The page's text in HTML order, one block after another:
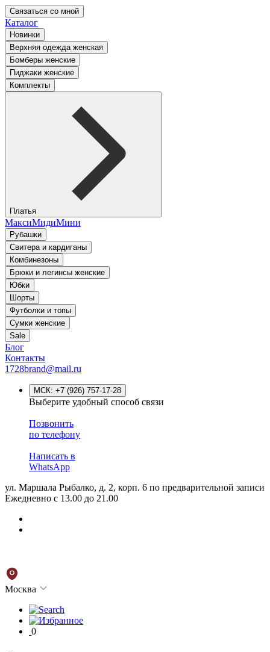
Связаться со мной
Каталог
Новинки
Верхняя одежда женская
Бомберы женские
Пиджаки женские
Комплекты
Платья
МаксиМидиМини
Рубашки
Свитера и кардиганы
Комбинезоны
Брюки и легинсы женские
Юбки
Шорты
Футболки и топы
Сумки женские
Sale
Блог
Контакты
1728brand@mail.ru
МСК: +7 (926) 757-17-28
Выберите удобный способ связи
Позвонить
по телефону
Написать в
WhatsApp
ул. Маршала Рыбалко, д. 2, корп. 6 по предварительной записи
Ежедневно с 13.00 до 21.00
Москва
0